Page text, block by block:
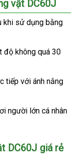
vật DC60J
khi sử dụng bằng
độ không chiết
quá 30
tiếp tham
với ánh nắng
người lớn cá nhân
DC60J giá rẻ